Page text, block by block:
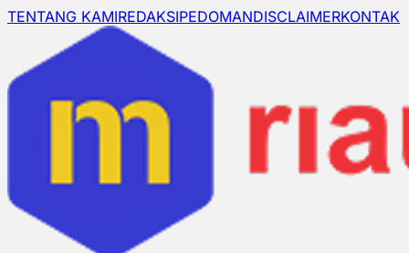
TENTANG KAMIREDAKSIPEDOMANDISCLAIMERKONTAK